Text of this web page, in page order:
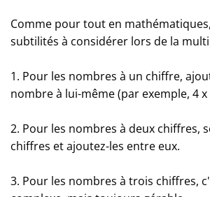
Comme pour tout en
subtilités à considérer lors de la
1. Pour les nombres à un chiffre,
nombre à lui-même (par exemple, 4 x
2. Pour les nombres à deux chiffres,
chiffres et ajoutez-les entre eux.
3. Pour les nombres à trois chiffres,